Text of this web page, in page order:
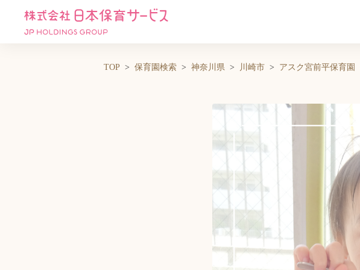
TOP 保育園検索 神奈川県 川崎市 アスク宮前平保育園